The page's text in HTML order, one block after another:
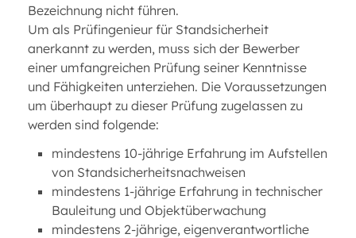
Bezeichnung nicht führen.
Um als Prüfingenieur für Standsicherheit
anerkannt zu werden, muss sich der Bewerber
einer umfangreichen Prüfung seiner Kenntnisse
und Fähigkeiten unterziehen. Die Voraussetzungen
um überhaupt zu dieser Prüfung zugelassen zu
werden sind folgende:
mindestens 10-jährige Erfahrung im Aufstellen
von Standsicherheitsnachweisen
mindestens 1-jährige Erfahrung in technischer
Bauleitung und Objektüberwachung
mindestens 2-jährige, eigenverantwortliche